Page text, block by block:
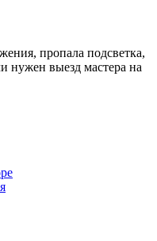
пропала подсветка,
нужен выезд мастера на